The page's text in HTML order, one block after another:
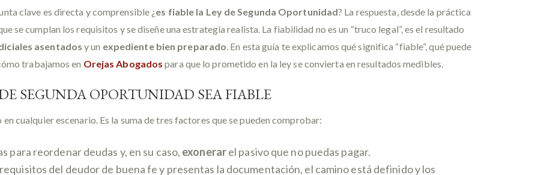
clave es directa y comprensible ¿es fiable la Ley de Segunda Oportunidad? La respuesta, desde la práctica
se cumplan los requisitos y se diseñe una estrategia realista. La fiabilidad no es un “truco legal”, es el resultado
asentados y un expediente bien preparado. En esta guía te explicamos qué significa “fiable”, qué puede
trabajamos en Orejas Abogados para que lo prometido en la ley se convierta en resultados medibles.
SEGUNDA OPORTUNIDAD SEA FIABLE
cualquier escenario. Es la suma de tres factores que se pueden comprobar:
para reordenar deudas y, en su caso, exonerarel pasivo que no puedas pagar.
del deudor de buena fe y presentas la documentación, el camino está definido y los